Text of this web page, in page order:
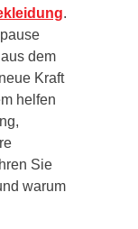
.
dem
Kraft
helfen
Sie
warum